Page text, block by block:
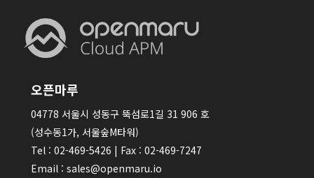
오픈마루
04778 서울시 성동구 뚝섬로1길 31 906 호
(성수동1가, 서울숲M타워)
Tel : 02-469-5426 | Fax : 02-469-7247
Email : sales@openmaru.io